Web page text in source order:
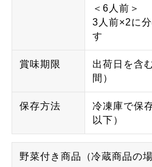
＜6人前＞
3人前×2に
す
賞味期限
出荷日を含
間）
保存方法
冷凍庫で保
以下）
野菜付き商品（冷蔵商品の場